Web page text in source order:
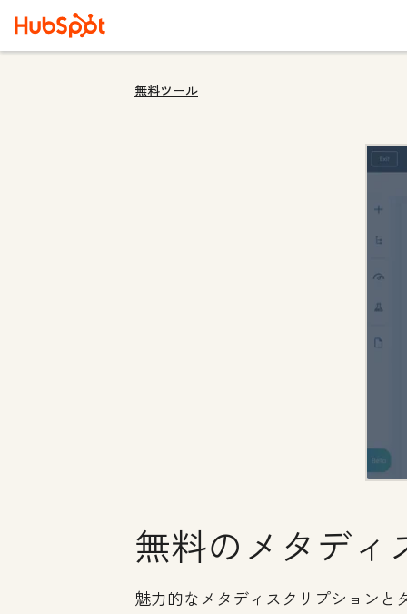
無料ツール
無料のメタディ
魅力的なメタディスクリプション